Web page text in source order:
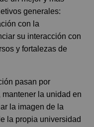
generales:
con la
su interacción con
y fortalezas de
pasan por
la unidad en
la imagen de la
la propia universidad